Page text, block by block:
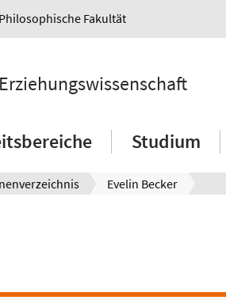
Philosophische Fakultät
Studium
Evelin Becker